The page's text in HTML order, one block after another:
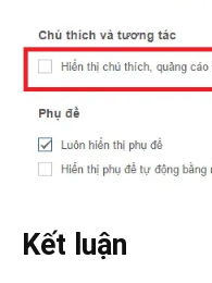
Kết luận